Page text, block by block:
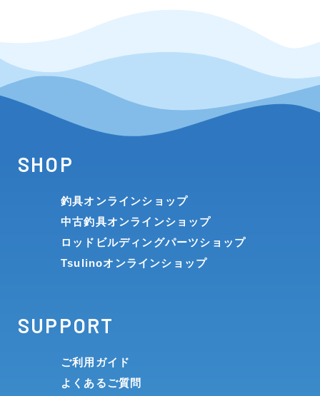
SHOP
釣具オンラインショップ
中古釣具オンラインショップ
ロッドビルディングパーツショップ
Tsulinoオンラインショップ
SUPPORT
ご利用ガイド
よくあるご質問